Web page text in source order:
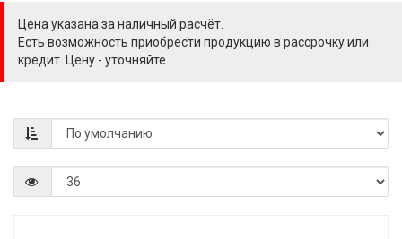
Цена указана за наличный расчёт.
Есть возможность приобрести продукцию в рассрочку или
кредит. Цену - уточняйте.